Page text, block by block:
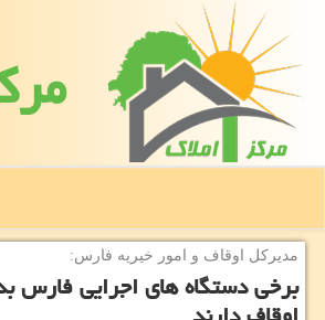
مدیركل اوقاف و امور خیریه فارس:
برخی دستگاه های اجرایی فارس